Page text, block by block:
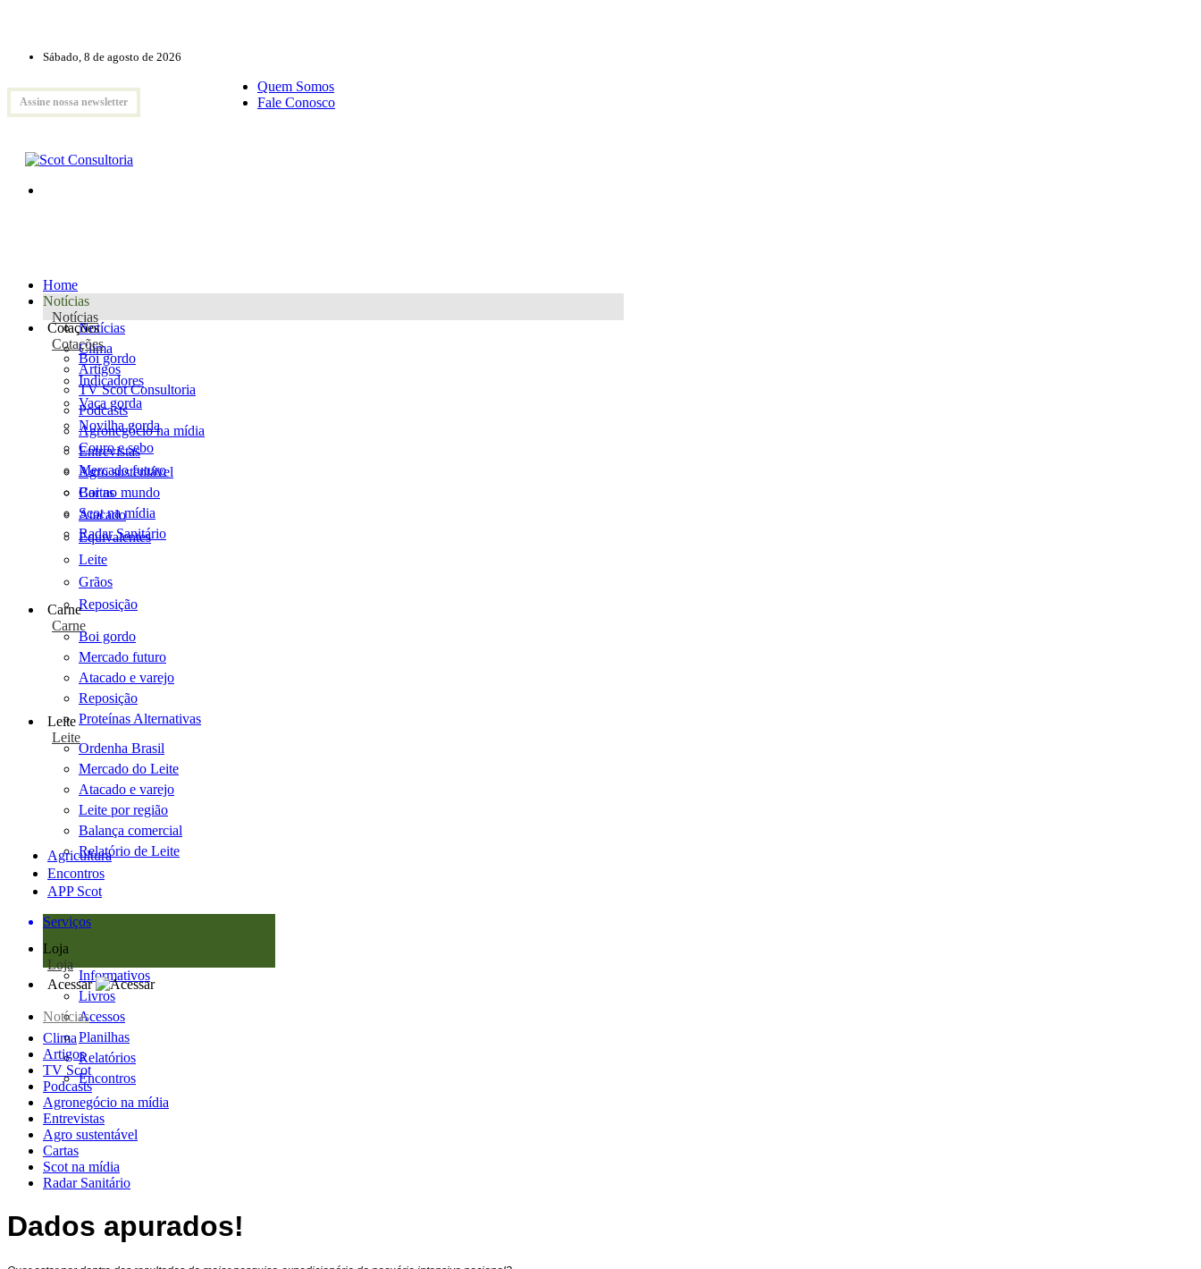
Sábado, 8 de agosto de 2026
Assine nossa newsletter
Quem Somos
Fale Conosco
Home
Notícias
Notícias
Notícias
Clima
Artigos
TV Scot Consultoria
Podcasts
Agronegócio na mídia
Entrevistas
Agro sustentável
Cartas
Scot na mídia
Radar Sanitário
Cotações
Cotações
Boi gordo
Indicadores
Vaca gorda
Novilha gorda
Couro e sebo
Mercado futuro
Boi no mundo
Atacado
Equivalentes
Leite
Grãos
Reposição
Carne
Carne
Boi gordo
Mercado futuro
Atacado e varejo
Reposição
Proteínas Alternativas
Leite
Leite
Ordenha Brasil
Mercado do Leite
Atacado e varejo
Leite por região
Balança comercial
Relatório de Leite
Agricultura
Encontros
APP Scot
Serviços
Loja
Loja
Informativos
Livros
Acessos
Planilhas
Relatórios
Encontros
Acessar
Notícias
Clima
Artigos
TV Scot
Podcasts
Agronegócio na mídia
Entrevistas
Agro sustentável
Cartas
Scot na mídia
Radar Sanitário
Dados apurados!